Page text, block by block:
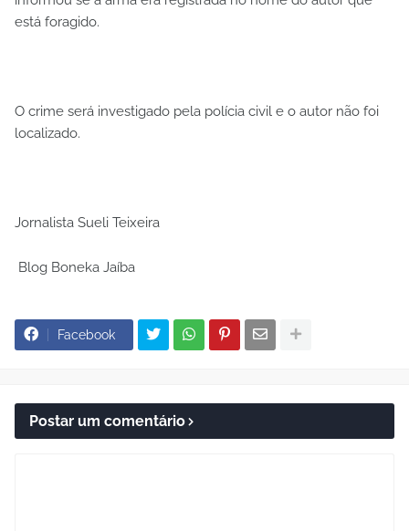
está foragido.
O crime será investigado pela polícia civil e o autor não foi
localizado.
Jornalista Sueli Teixeira
Blog Boneka Jaíba
Facebook
Postar um comentário